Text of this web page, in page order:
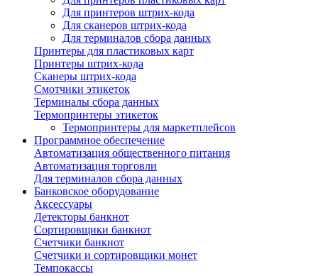
Для принтеров штрих-кода
Для сканеров штрих-кода
Для терминалов сбора данных
Принтеры для пластиковых карт
Принтеры штрих-кода
Сканеры штрих-кода
Смотчики этикеток
Терминалы сбора данных
Термопринтеры этикеток
Термопринтеры для маркетплейсов
Программное обеспечение
Автоматизация общественного питания
Автоматизация торговли
Для терминалов сбора данных
Банковское оборудование
Аксессуары
Детекторы банкнот
Сортировщики банкнот
Счетчики банкнот
Счетчики и сортировщики монет
Темпокассы